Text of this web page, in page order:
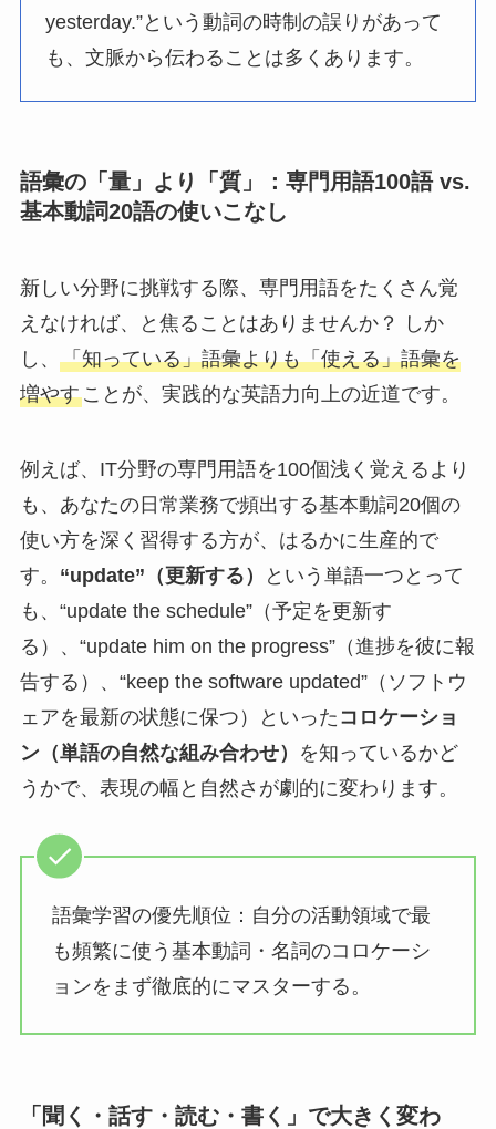
yesterday.”という動詞の時制の誤りがあって
も、文脈から伝わることは多くあります。
語彙の「量」より「質」：専門用語100語 vs.
基本動詞20語の使いこなし
新しい分野に挑戦する際、専門用語をたくさん覚
えなければ、と焦ることはありませんか？ しか
し、 「知っている」語彙よりも「使える」語彙を
増やすことが、実践的な英語力向上の近道です。
例えば、IT分野の専門用語を100個浅く覚えるより
も、あなたの日常業務で頻出する基本動詞20個の
使い方を深く習得する方が、はるかに生産的で
す。 “update”（更新する）
という単語一つとって
も、“update the schedule”（予定を更新す
る）、“update him on the progress”（進捗を彼に報
告する）、“keep the software updated”（ソフトウ
ェアを最新の状態に保つ）といった コロケーショ
ン（単語の自然な組み合わせ）
を知っているかど
うかで、表現の幅と自然さが劇的に変わります。
語彙学習の優先順位：自分の活動領域で最
も頻繁に使う基本動詞・名詞のコロケーシ
ョンをまず徹底的にマスターする。
「聞く・話す・読む・書く」で大きく変わ